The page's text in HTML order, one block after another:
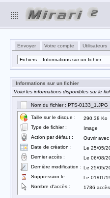
Envoyer Votre compte Utilisateurs
Fichiers :: Informations sur un fichier
Informations sur un fichier
Voici les informations disponibles sur le
Nom du fichier : PTS-0133_1.JPG
Taille sur le disque :
290.38 Ko
Type de fichier :
Image
Action par défaut :
Ouvrir
Date de création :
Le 25/05/
Dernier accès :
Le 06/08/
Dernière modification : Le 25/05/
Suppression le :
Le 01/01/
Nombre d'accès :
1786